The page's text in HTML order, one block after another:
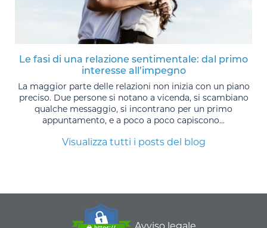
Le fasi di una relazione sentimentale: dal primo
interesse all’impegno
La maggior parte delle relazioni non inizia con un piano
preciso. Due persone si notano a vicenda, si scambiano
qualche messaggio, si incontrano per un primo
appuntamento, e a poco a poco capiscono...
Visualizza tutti i posts del blog